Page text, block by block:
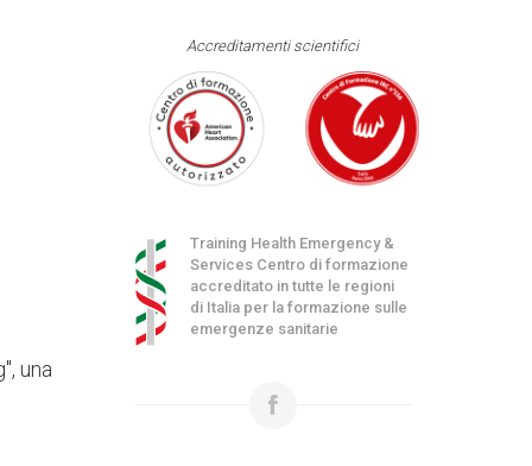
una
Accreditamenti scientifici
Training Health Emergency &
Services Centro di formazione
accreditato in tutte le regioni
di Italia per la formazione sulle
emergenze sanitarie